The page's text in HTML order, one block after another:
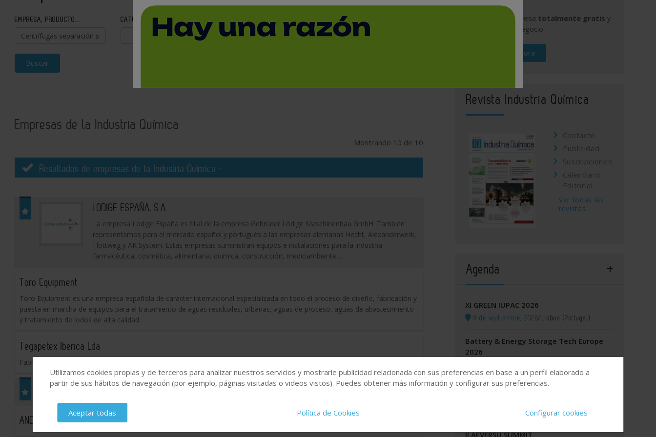
EMPRESA, PRODUCTO... CATEGORÍA PROVINCIA
Buscar
Empresas de la Industria Química
Mostrando 10 de 10
Resultados de empresas de la Industria Química :
LÖDIGE ESPAÑA, S.A.
La empresa Lödige España es filial de la empresa Gebrüder Lödige Maschinenbau GmbH. También
representamos para el mercado español y portugués a las empresas alemanas Hecht, Alexanderwerk,
Flottweg y AK System. Estas empresas suministran equipos e instalaciones para la industria
farmacéutica, cosmética, alimentaria, quimica, construcción, medioambiente,...
Toro Equipment
Toro Equipment es una empresa española de carácter internacional especializada en todo el proceso de diseño, fabricación y
puesta en marcha de equipos para el tratamiento de aguas residuales, urbanas, aguas de proceso, aguas de abastecimiento
y tratamiento de lodos de alta calidad.
Tegapetex Iberica Lda
Fabricante y exportador de filtros
SAHIVO, S.A.
ANDREU BOET EQUIPAMENTS
Publique su empresa totalmente gratis y
promocione su negocio
Regístrese ahora
Revista Industria Química
Contacto
Publicidad
Suscripciones
Calendario
Editorial
Ver todas las
revistas
Agenda
XI GREEN IUPAC 2026
8 de septiembre, 2026/Lisboa (Portugal)
Battery & Energy Storage Tech Europe
2026
Itinerario Formativo Especializado para
14 de septiembre, 2026/Online
II AEVERSU SUMMIT
Utilizamos cookies propias y de terceros para analizar nuestros servicios y mostrarle publicidad relacionada con sus preferencias en base a un perfil elaborado a
partir de sus hábitos de navegación (por ejemplo, páginas visitadas o videos vistos). Puedes obtener más información y configurar sus preferencias.
Aceptar todas Política de Cookies Configurar cookies